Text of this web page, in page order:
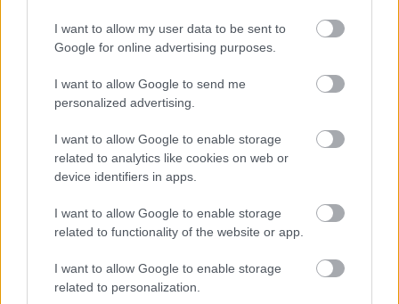
I want to allow my user data to be sent to
Google for online advertising purposes.
I want to allow Google to send me
personalized advertising.
I want to allow Google to enable storage
related to analytics like cookies on web or
device identifiers in apps.
I want to allow Google to enable storage
related to functionality of the website or app.
I want to allow Google to enable storage
related to personalization.
Visszatér a múlt a magyar
tévécsatornákra
Az már július végén kiderült, hogy a legkülönfélébb